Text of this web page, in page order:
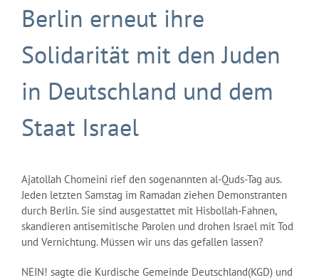
Berlin erneut ihre
Solidarität mit den Juden
in Deutschland und dem
Staat Israel
Ajatollah Chomeini rief den sogenannten al-Quds-Tag aus.
Jeden letzten Samstag im Ramadan ziehen Demonstranten
durch Berlin. Sie sind ausgestattet mit Hisbollah-Fahnen,
skandieren antisemitische Parolen und drohen Israel mit Tod
und Vernichtung. Müssen wir uns das gefallen lassen?
NEIN! sagte die Kurdische Gemeinde Deutschland(KGD) und